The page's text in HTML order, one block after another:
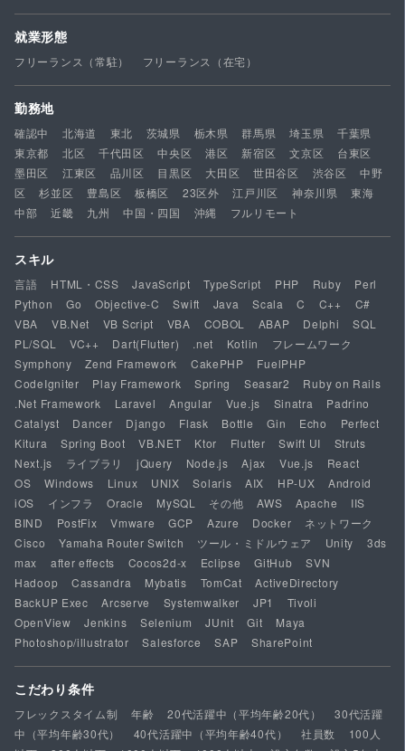
就業形態
フリーランス（常駐） フリーランス（在宅）
勤務地
確認中 北海道 東北 茨城県 栃木県 群馬県 埼玉県
千葉県
東京都
北区 千代田区 中央区 港区 新宿区 文京区
台東区
墨田区
江東区 品川区 目黒区 大田区 世田谷区 渋谷区
中野
区
杉並区 豊島区 板橋区 23区外 江戸川区 神奈川県
東海
中部
近畿 九州 中国・四国 沖縄 フルリモート
スキル
言語 HTML・CSS JavaScript TypeScript PHP Ruby
Perl
Python
Go Objective-C Swift Java Scala C C++
C#
VBA
VB.Net VB Script VBA COBOL ABAP Delphi
SQL
PL/SQL
VC++ Dart(Flutter) .net Kotlin
フレームワーク
Symphony
Zend Framework CakePHP
FuelPHP
CodeIgniter
Play Framework Spring Seasar2
Ruby on Rails
.Net Framework
Laravel Angular Vue.js Sinatra
Padrino
Catalyst
Dancer Django Flask Bottle Gin Echo
Perfect
Kitura
Spring Boot VB.NET Ktor Flutter Swift UI
Struts
Next.js
ライブラリ jQuery Node.js Ajax Vue.js
React
OS
Windows Linux UNIX Solaris AIX HP-UX
Android
iOS
インフラ Oracle MySQL その他 AWS Apache
IIS
BIND
PostFix Vmware GCP Azure Docker
ネットワーク
Cisco
Yamaha Router Switch ツール・ミドルウェア Unity
3ds
max
after effects Cocos2d-x Eclipse GitHub
SVN
Hadoop
Cassandra Mybatis TomCat
ActiveDirectory
BackUP Exec
Arcserve Systemwalker JP1
Tivoli
OpenView
Jenkins Selenium JUnit Git
Maya
Photoshop/illustrator
Salesforce SAP SharePoint
こだわり条件
フレックスタイム制 年齢 20代活躍中（平均年齢20代）
30代活躍
中（平均年齢30代）
40代活躍中（平均年齢40代） 社員数
100人